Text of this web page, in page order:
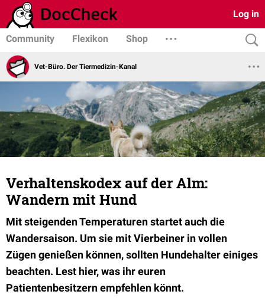
Log in
Community Flexikon Shop
Vet-Büro. Der Tiermedizin-Kanal
Verhaltenskodex auf der Alm:
Wandern mit Hund
Mit steigenden Temperaturen startet auch die
Wandersaison. Um sie mit Vierbeiner in vollen
Zügen genießen können, sollten Hundehalter einiges
beachten. Lest hier, was ihr euren
Patientenbesitzern empfehlen könnt.